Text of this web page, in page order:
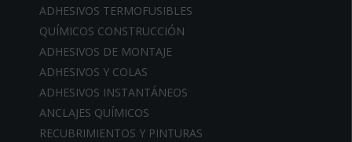
ADHESIVOS TERMOFUSIBLES
QUÍMICOS CONSTRUCCIÓN
ADHESIVOS DE MONTAJE
ADHESIVOS Y COLAS
ADHESIVOS INSTANTÁNEOS
ANCLAJES QUÍMICOS
RECUBRIMIENTOS Y PINTURAS